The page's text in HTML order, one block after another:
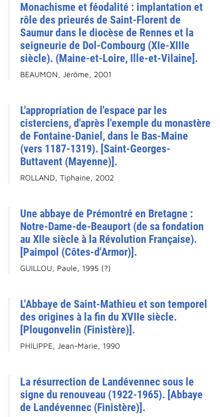
Monachisme et féodalité : implantation et
rôle des prieurés de Saint-Florent de
Saumur dans le diocèse de Rennes et la
seigneurie de Dol-Combourg (XIe-XIIIe
siècle). (Maine-et-Loire, Ille-et-Vilaine].
BEAUMON, Jérôme, 2001
L'appropriation de l'espace par les
cisterciens, d'après l'exemple du monastère
de Fontaine-Daniel, dans le Bas-Maine
(vers 1187-1319). [Saint-Georges-
Buttavent (Mayenne)].
ROLLAND, Tiphaine, 2002
Une abbaye de Prémontré en Bretagne :
Notre-Dame-de-Beauport (de sa fondation
au XIIe siècle à la Révolution Française).
[Paimpol (Côtes-d'Armor)].
GUILLOU, Paule, 1995 (?)
L'Abbaye de Saint-Mathieu et son temporel
des origines à la fin du XVIIe siècle.
[Plougonvelin (Finistère)].
PHILIPPE, Jean-Marie, 1990
La résurrection de Landévennec sous le
signe du renouveau (1922-1965). [Abbaye
de Landévennec (Finistère)].